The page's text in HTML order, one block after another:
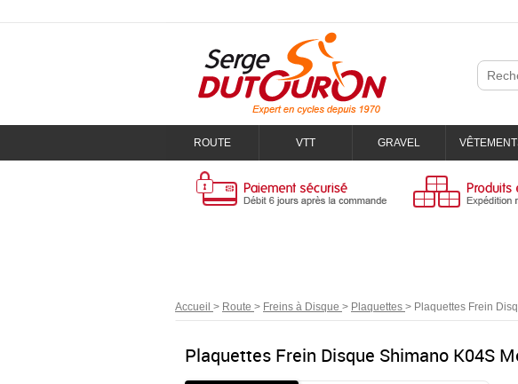
ROUTE VTT GRAVEL
Accueil > Route > Freins à Disque > Plaquettes > Plaquettes Frein
Plaquettes Frein Disque Shimano K04S